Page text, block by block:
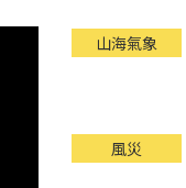
山海氣象
風災